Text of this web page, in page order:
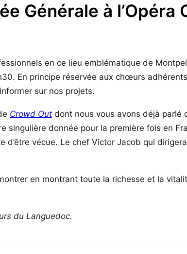
Générale à l’Opéra
en ce lieu emblématique de
En principe réservée aux chœurs
sur nos projets.
Crowd Out dont nous vous avons déjà parlé
singulière donnée pour la première fois en
d’être vécue. Le chef Victor Jacob qui
en montrant toute la richesse et la
du Languedoc.